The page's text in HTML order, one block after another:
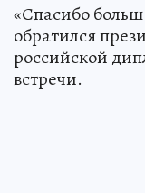
«Спасибо
обратился
российской
встречи.